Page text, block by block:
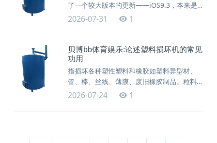
了一个较大版本的更新——iOS9.3，本来是
果粉颇为期
2026-07-31 1
贝博bb体育娱乐:论述塑料损坏机的常见
功用
指损坏各种塑性塑料和橡胶如塑料异型材、
管、棒、丝线、薄膜、废旧橡胶制品。粒料
可直接供挤出，作为出
2026-07-24 1